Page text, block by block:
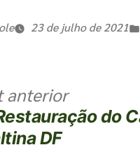
23 de julho de 2021
anterior
do
DF